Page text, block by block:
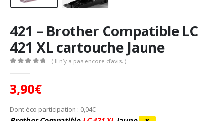
421 – Brother Compatible LC
421 XL cartouche Jaune
( Il n’y a pas encore d’avis. )
3,90€
Dont éco-participation : 0,04€